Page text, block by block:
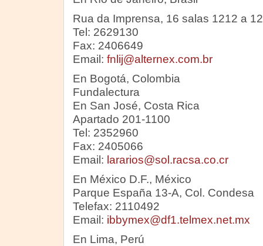
Rua da Imprensa, 16 salas 1212 a
Tel: 2629130
Fax: 2406649
Email: fnlij@alternex.com.br
En Bogotá, Colombia
Fundalectura
En San José, Costa Rica
Apartado 201-1100
Tel: 2352960
Fax: 2405066
Email: lararios@sol.racsa.co.cr
En México D.F., México
Parque España 13-A, Col. Condesa
Telefax: 2110492
Email: ibbymex@df1.telmex.net.mx
En Lima, Perú